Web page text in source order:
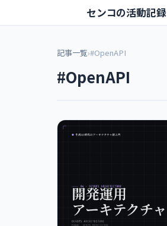
センコの活動記録
記事一覧›#OpenAPI
#OpenAPI